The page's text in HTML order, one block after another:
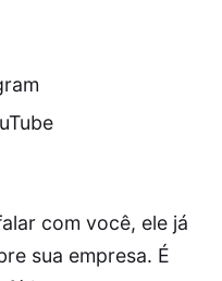
com você, ele já
sua empresa. É